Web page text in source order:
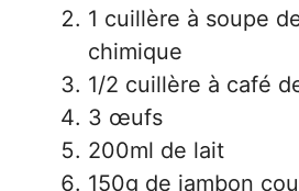
1 cuillère à soupe
chimique
1/2 cuillère à café
3 œufs
200ml de lait
150g de jambon